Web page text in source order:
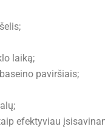
laiką;
paviršiais;
efektyviau